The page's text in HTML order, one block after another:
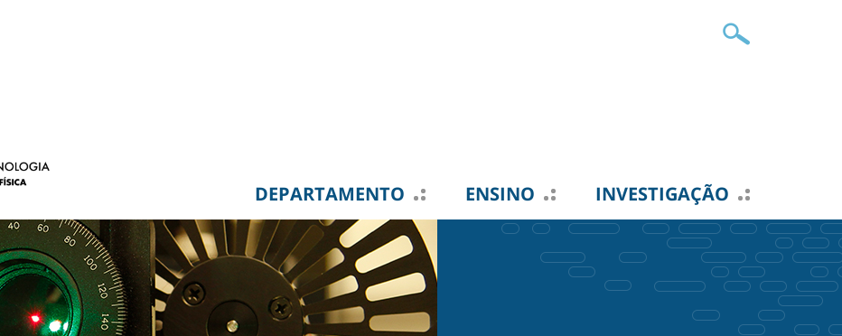
DEPARTAMENTO ENSINO INVESTIGAÇÃO